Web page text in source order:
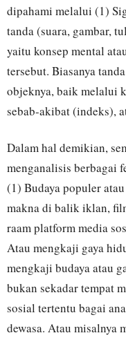
dipahami melalui (1)
tanda (suara, gambar,
yaitu konsep mental
tersebut. Biasanya
objeknya, baik melalui
sebab-akibat (indeks),
Dalam hal demikian,
menganalisis berbagai
(1) Budaya populer
makna di balik iklan,
raam platform media
Atau mengkaji gaya
mengkaji budaya atau
bukan sekadar tempat
sosial tertentu bagai
dewasa. Atau misalnya